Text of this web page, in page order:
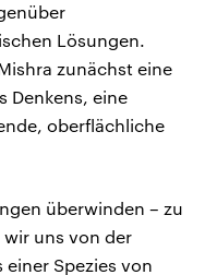
Lösungen.
zunächst eine
Denkens, eine
oberflächliche
überwinden – zu
wir uns von der
Spezies von